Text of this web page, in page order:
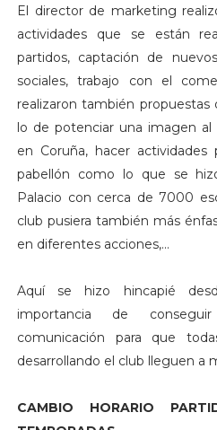
El director de marketing
actividades que se están
partidos, captación de
sociales, trabajo con el
realizaron también
lo de potenciar una imagen al
en Coruña, hacer
pabellón como lo que se
Palacio con cerca de 7000
club pusiera también más
en diferentes acciones,...
Aquí se hizo hincapié
importancia de
comunicación para que
desarrollando el club lleguen a
CAMBIO HORARIO